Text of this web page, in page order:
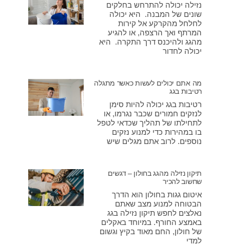
נזילה יכולה להתרחש בחלקים
שונים של המבנה. היא יכולה
לחלחל מהקרקע אל קירות
המרתף ואך הרצפה, או להגיע
מהגג ולהיכנס דרך התקרה. היא
יכולה לחדור
מה אתם יכולים לעשות כאשר מתגלה
רטיבות בגג
רטיבות בגג יכולה להיות סימן
לנזקים חמורים שכבר נגרמו, או
לתחילתו של תהליך שכדאי לטפל
בו במהירות כדי למנוע נזקים
נוספים. לרוב אתם מגלים שיש
תיקון נזילה מהגג בחולון – דגשים
שחשוב להכיר
איטום גגות בחולון הוא הדרך
הבטוחה למנוע מצב שאתם
נאלצים לחפש תיקון נזילה בגג
באמצע החורף. במיוחד באקלים
של חולון, החם מאוד בקיץ וגשום
למדי